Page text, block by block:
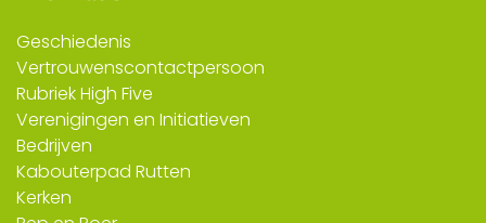
Geschiedenis
Vertrouwenscontactpersoon
Rubriek High Five
Verenigingen en Initiatieven
Bedrijven
Kabouterpad Rutten
Kerken